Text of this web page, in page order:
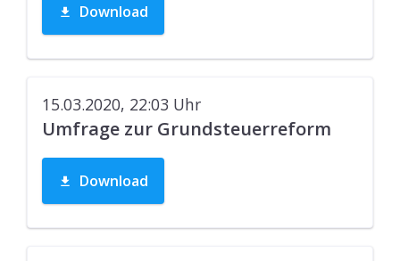
Download
15.03.2020, 22:03 Uhr
Umfrage zur Grundsteuerreform
Download